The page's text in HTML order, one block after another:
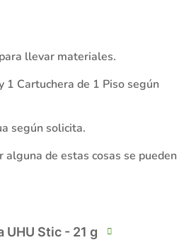
llevar materiales.
1 Cartuchera de 1 Piso según
según solicita.
alguna de estas cosas se pueden
UHU Stic - 21 g